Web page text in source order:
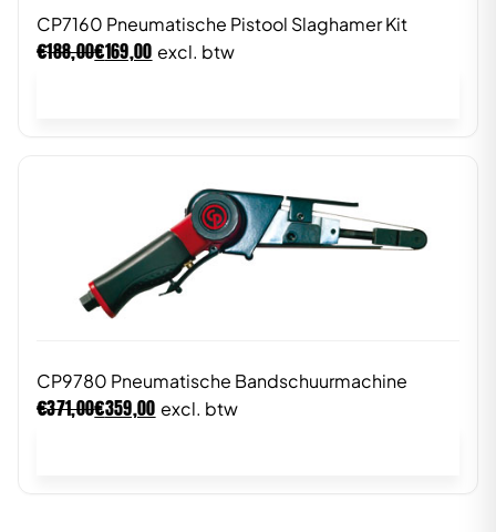
CP7160 Pneumatische Pistool Slaghamer Kit
€188,00€169,00 excl. btw
CP9780 Pneumatische Bandschuurmachine
€371,00€359,00 excl. btw